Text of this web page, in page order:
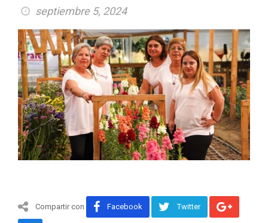
septiembre 5, 2024
Compartir con Facebook Twitter